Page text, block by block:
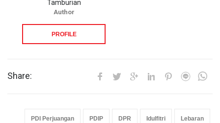
Tamburian
Author
PROFILE
Share:
PDI Perjuangan PDIP DPR Idulfitri Lebaran